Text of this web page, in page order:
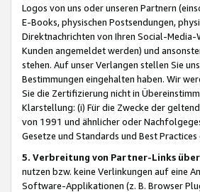
Logos von uns oder unseren Partnern
E-Books, physischen Postsendungen,
Direktnachrichten von Ihren Social-
Kunden angemeldet werden) und
stehen. Auf unser Verlangen stellen Sie
Bestimmungen eingehalten haben. Wir
Sie die Zertifizierung nicht in
Klarstellung: (i) Für die Zwecke der
von 1991 und ähnlicher oder
Gesetze und Standards und Best
5. Verbreitung von Partner-Links
nutzen bzw. keine Verlinkungen auf eine
Software-Applikationen (z. B. Browser